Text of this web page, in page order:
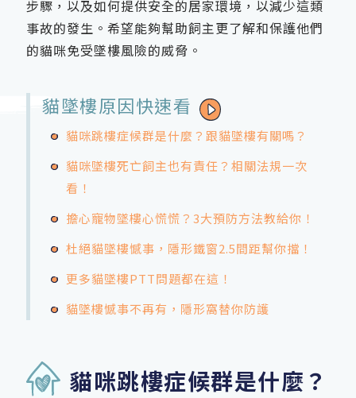
步驟，以及如何提供安全的居家環境，以減少這類
事故的發生。希望能夠幫助飼主更了解和保護他們
的貓咪免受墜樓風險的威脅。
貓墜樓原因快速看
貓咪跳樓症候群是什麼？跟貓墜樓有關嗎？
貓咪墜樓死亡飼主也有責任？相關法規一次
看！
擔心寵物墜樓心慌慌？3大預防方法教給你！
杜絕貓墜樓憾事，隱形鐵窗2.5間距幫你擋！
更多貓墜樓PTT問題都在這！
貓墜樓憾事不再有，隱形窩替你防護
貓咪跳樓症候群是什麼？